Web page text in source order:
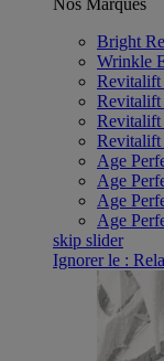
Nos Marques
Bright
Wrinkle
Revitalift
Revitalift
Age
Age
Age
Age
skip slider
Ignorer le :